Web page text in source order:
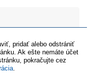
pridať alebo odstrániť
Ak ešte nemáte účet
pokračujte cez
.